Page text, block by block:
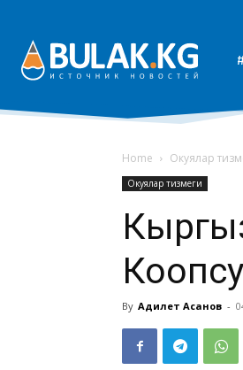
Home Окуялар
Окуялар тизмеги
By Адилет Асанов -